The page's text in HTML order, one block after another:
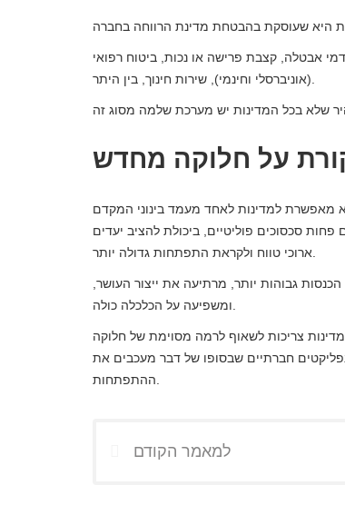
אבטלה, קצבת פרישה או נכות, ביטוח רפואי
על חלוקה מחדש
למדינות לאחד מעמד בינוני המקדם
סכסוכים פוליטיים, ביכולת להציב יעדים
גבוהות יותר, מרתיעה את ייצור העושר,
צריכות לשאוף לרמה מסוימת של חלוקה
חברתיים שבסופו של דבר מעכבים את
למאמר הקודם